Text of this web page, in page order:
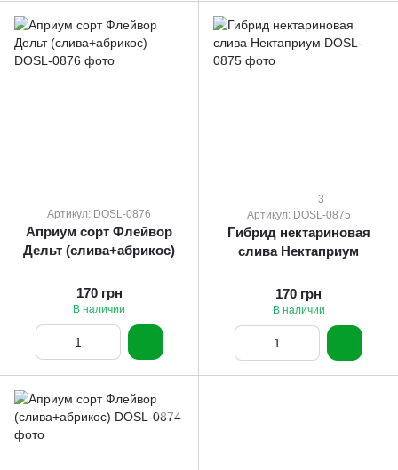
Артикул: DOSL-0876
Априум сорт Флейвор
Дельт (слива+абрикос)
170 грн
В наличии
3
Артикул: DOSL-0875
Гибрид нектариновая
слива Нектаприум
170 грн
В наличии